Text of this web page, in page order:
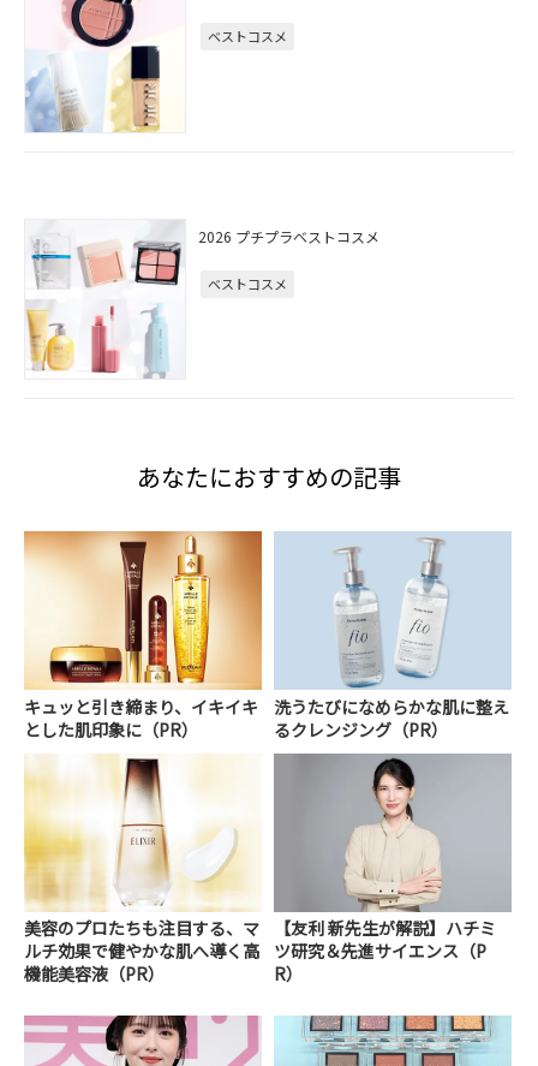
ベストコスメ
2026 プチプラベストコスメ
ベストコスメ
あなたにおすすめの記事
キュッと引き締まり、イキイキ
とした肌印象に（PR）
洗うたびになめらかな肌に整え
るクレンジング（PR）
美容のプロたちも注目する、マ
ルチ効果で健やかな肌へ導く高
機能美容液（PR）
【友利 新先生が解説】ハチミ
ツ研究＆先進サイエンス（P
R）